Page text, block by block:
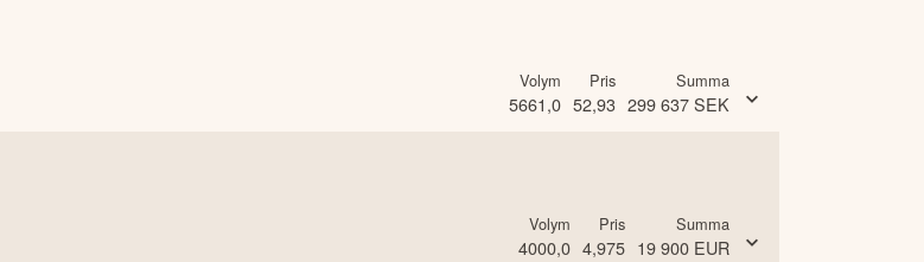
Volym
5661,0
Pris
52,93
Summa
299 637 SEK
Volym
4000,0
Pris
4,975
Summa
19 900 EUR